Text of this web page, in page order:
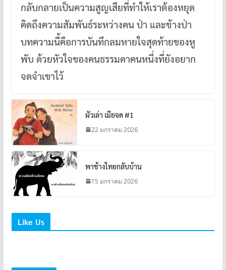
กลับกลายเป็นความสูญเสียที่ทำให้เราต้องหยุด
คิดถึงความสัมพันธ์ระหว่างคน ป่า และช้างป่า
บทความนี้คือการบันทึกลมหายใจสุดท้ายของหู
พับ ด้วยหัวใจของคนธรรมดาคนหนึ่งที่ยังอยาก
จดจำเขาไว้
ผัวเล่า เมียจด #1
22 มกราคม 2026
พาช้างไทยกลับบ้าน
15 มกราคม 2026
Like Us